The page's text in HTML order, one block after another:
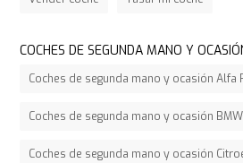
COCHES DE SEGUNDA MANO Y
Coches de segunda mano y ocasión Alfa
Coches de segunda mano y ocasión BMW
Coches de segunda mano y ocasión